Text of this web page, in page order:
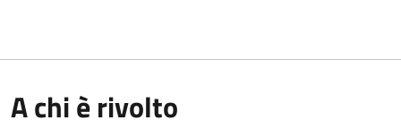
A chi è rivolto